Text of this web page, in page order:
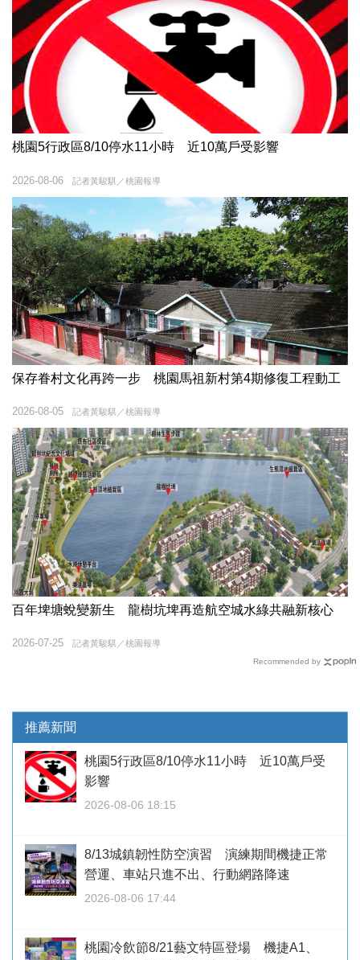
桃園5行政區8/10停水11小時 近10萬戶受影響
記者黃駿騏／桃園報導
2026-08-06
保存眷村文化再跨一步 桃園馬祖新村第4期修復工程動工
記者黃駿騏／桃園報導
2026-08-05
百年埤塘蛻變新生 龍樹坑埤再造航空城水綠共融新核心
記者黃駿騏／桃園報導
2026-07-25
Recommended by
推薦新聞
桃園5行政區8/10停水11小時 近10萬戶受
影響
2026-08-06 18:15
8/13城鎮韌性防空演習 演練期間機捷正常
營運、車站只進不出、行動網路降速
2026-08-06 17:44
桃園冷飲節8/21藝文特區登場 機捷A1、